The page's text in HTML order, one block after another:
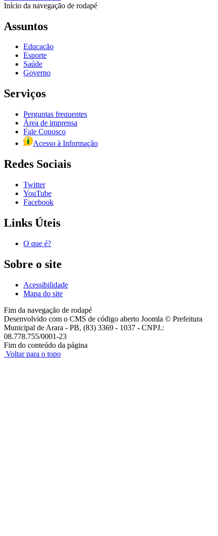
Início da navegação de rodapé
Assuntos
Educação
Esporte
Saúde
Governo
Serviços
Perguntas frequentes
Área de imprensa
Fale Conosco
Acesso à Informação
Redes Sociais
Twitter
YouTube
Facebook
Links Úteis
O que é?
Sobre o site
Acessibilidade
Mapa do site
Fim da navegação de rodapé
Desenvolvido com o CMS de código aberto Joomla © Prefeitura
Municipal de Arara - PB, (83) 3369 - 1037 - CNPJ.:
08.778.755/0001-23
Fim do conteúdo da página
Voltar para o topo